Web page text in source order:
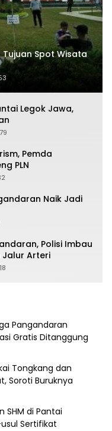
Spot Wisata
Legok Jawa,
Pemda
PLN
Naik Jadi
Polisi Imbau
Arteri
Pangandaran
Gratis Ditanggung
Tongkang dan
Soroti Buruknya
SHM di Pantai
Sertifikat